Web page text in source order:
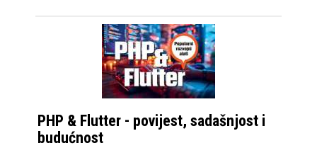
prelazak na
Snapdragon Wear Elite
platformu donosi velik
sustava. Samsung
PHP & Flutter - povijest, sadašnjost i
budućnost